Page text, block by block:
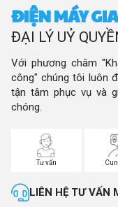
ĐIỆN MÁY
ĐẠI LÝ UỶ
Với phương châm
công" chúng tôi luôn
tận tâm phục vụ và
chóng.
Tư vấn
LIÊN HỆ TƯ VẤN